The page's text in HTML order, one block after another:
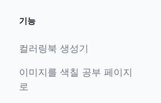
기능
컬러링북 생성기
이미지를 색칠 공부 페이지
로